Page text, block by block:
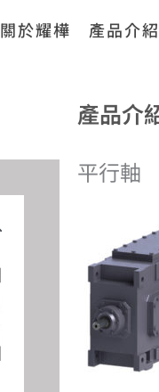
關於耀樺 產品介紹
產品介
平行軸